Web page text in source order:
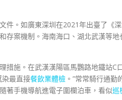
件。如廣東深圳在2021年出臺了《
存案機制。海南海口、湖北武漢等
措施。在武漢漢陽區馬鸚路地鐵站
染最直接餐飲業體檢 。”常常騎行通
著手機導航進電子圍欄泊車，看似巡